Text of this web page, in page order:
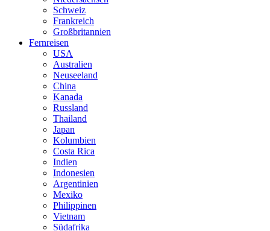
Schweiz
Frankreich
Großbritannien
Fernreisen
USA
Australien
Neuseeland
China
Kanada
Russland
Thailand
Japan
Kolumbien
Costa Rica
Indien
Indonesien
Argentinien
Mexiko
Philippinen
Vietnam
Südafrika